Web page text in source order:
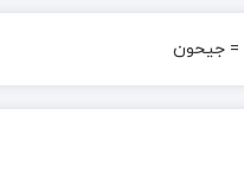
= جیحون